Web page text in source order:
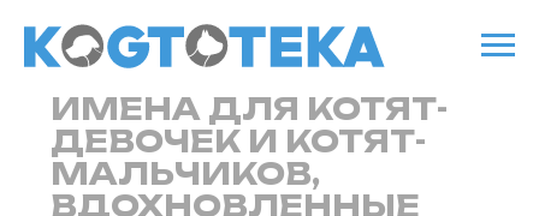
ИМЕНА ДЛЯ КОТЯТ-
ДЕВОЧЕК И КОТЯТ-
МАЛЬЧИКОВ,
ВДОХНОВЛЕННЫЕ
АПРЕЛЕМ: